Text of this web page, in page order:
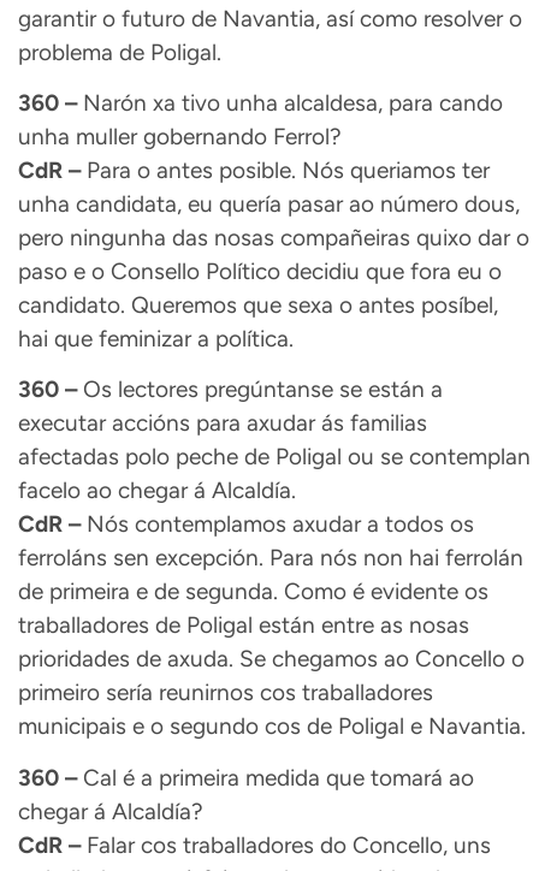
garantir o futuro de Navantia, así como resolver o
problema de Poligal.
360 –Narón xa tivo unha alcaldesa, para cando
unha muller gobernando Ferrol?
CdR –Para o antes posible. Nós queriamos ter
unha candidata, eu quería pasar ao número dous,
pero ningunha das nosas compañeiras quixo dar o
paso e o Consello Político decidiu que fora eu o
candidato. Queremos que sexa o antes posíbel,
hai que feminizar a política.
360 –Os lectores pregúntanse se están a
executar accións para axudar ás familias
afectadas polo peche de Poligal ou se contemplan
facelo ao chegar á Alcaldía.
CdR –Nós contemplamos axudar a todos os
ferroláns sen excepción. Para nós non hai ferrolán
de primeira e de segunda. Como é evidente os
traballadores de Poligal están entre as nosas
prioridades de axuda. Se chegamos ao Concello o
primeiro sería reunirnos cos traballadores
municipais e o segundo cos de Poligal e Navantia.
360 –Cal é a primeira medida que tomará ao
chegar á Alcaldía?
CdR –Falar cos traballadores do Concello, uns